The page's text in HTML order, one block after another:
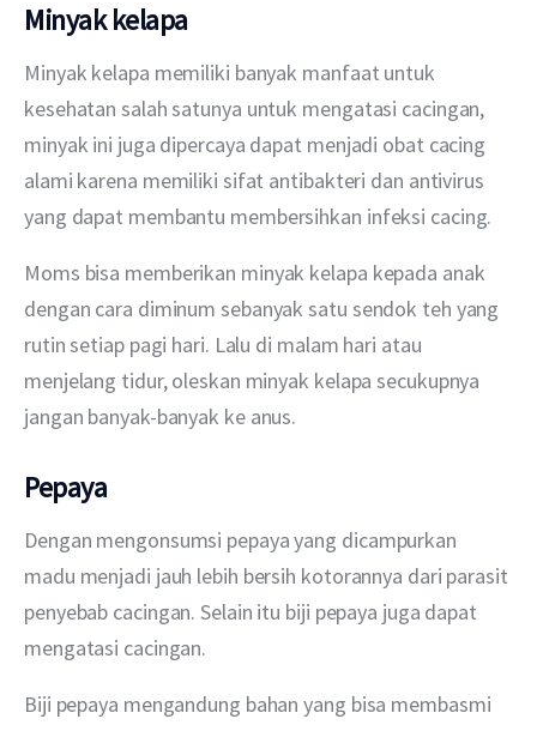
Minyak kelapa
Minyak kelapa memiliki banyak manfaat untuk
kesehatan salah satunya untuk mengatasi cacingan,
minyak ini juga dipercaya dapat menjadi obat cacing
alami karena memiliki sifat antibakteri dan antivirus
yang dapat membantu membersihkan infeksi cacing.
Moms bisa memberikan minyak kelapa kepada anak
dengan cara diminum sebanyak satu sendok teh yang
rutin setiap pagi hari. Lalu di malam hari atau
menjelang tidur, oleskan minyak kelapa secukupnya
jangan banyak-banyak ke anus.
Pepaya
Dengan mengonsumsi pepaya yang dicampurkan
madu menjadi jauh lebih bersih kotorannya dari parasit
penyebab cacingan. Selain itu biji pepaya juga dapat
mengatasi cacingan.
Biji pepaya mengandung bahan yang bisa membasmi